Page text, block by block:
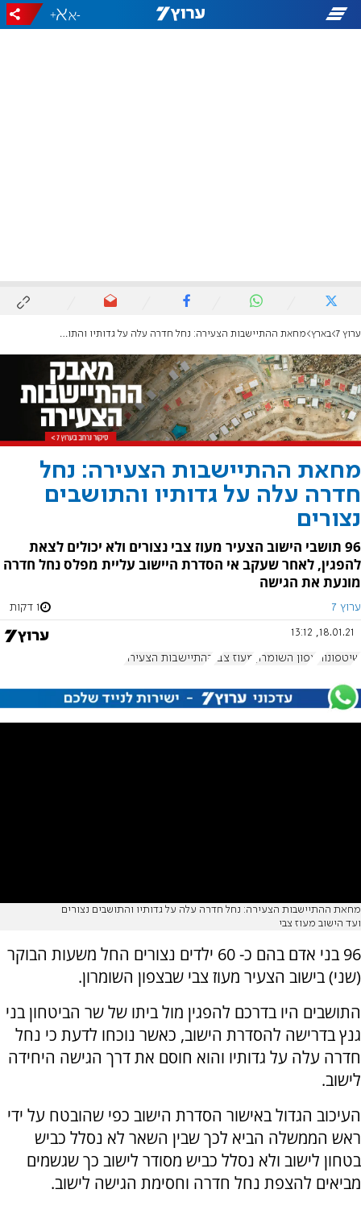
-
+
ערוץ 7 בארץ מחאת ההתיישבות הצעירה: נחל חדרה עלה על גדותיו והתושבים נצורים
מחאת ההתיישבות הצעירה: נחל
חדרה עלה על גדותיו והתושבים
נצורים
96 תושבי הישוב הצעיר מעוז צבי נצורים ולא יכולים לצאת
להפגין, לאחר שעקב אי הסדרת היישוב עליית מפלס נחל חדרה
מונעת את הגישה
ערוץ 7 1 דקות
18.01.21, 13:12
שיטפונות צפון השומרון מעוז צבי ההתיישבות הצעירה
מחאת ההתיישבות הצעירה: נחל חדרה עלה על גדותיו והתושבים נצורים
ועד הישוב מעוז צבי
96 בני אדם בהם כ- 60 ילדים נצורים החל משעות הבוקר
(שני) בישוב הצעיר מעוז צבי שבצפון השומרון.
התושבים היו בדרכם להפגין מול ביתו של שר הביטחון בני
גנץ בדרישה להסדרת הישוב, כאשר נוכחו לדעת כי נחל
חדרה עלה על גדותיו והוא חוסם את דרך הגישה היחידה
לישוב.
העיכוב הגדול באישור הסדרת הישוב כפי שהובטח על ידי
ראש הממשלה הביא לכך שבין השאר לא נסלל כביש
בטחון לישוב ולא נסלל כביש מסודר לישוב כך שגשמים
מביאים להצפת נחל חדרה וחסימת הגישה לישוב.